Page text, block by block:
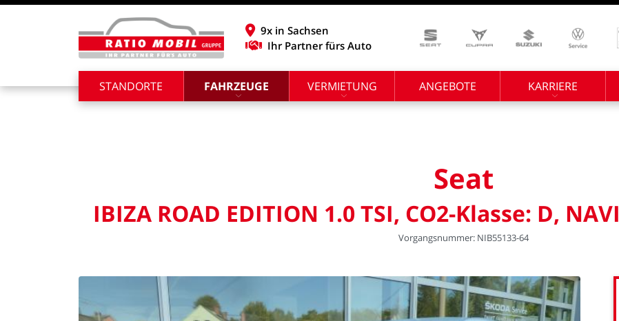
9x in Sachsen
Ihr Partner fürs Auto
STANDORTE FAHRZEUGE VERMIETUNG ANGEBOTE KARRIERE
Seat
IBIZA ROAD EDITION 1.0TSI, CO2-Klasse: D, NAVI
Vorgangsnummer: NIB55133-64